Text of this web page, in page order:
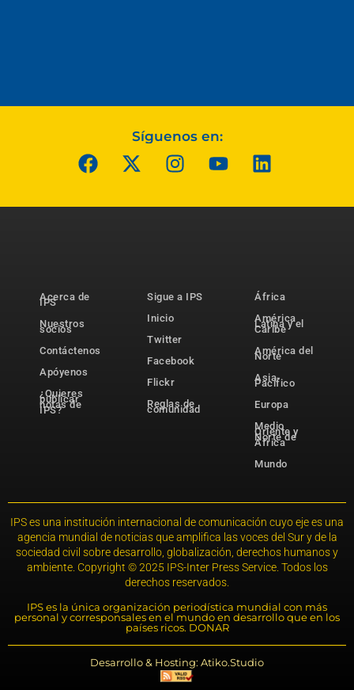
Síguenos en:
Acerca de
IPS
Nuestros
socios
Contáctenos
Apóyenos
¿Quieres
publicar
notas de
IPS?
Sigue a IPS
Inicio
Twitter
Facebook
Flickr
Reglas de
comunidad
África
América
Latina y el
Caribe
América del
Norte
Asia-
Pacífico
Europa
Medio
Oriente y
Norte de
África
Mundo
IPS es una institución internacional de comunicación cuyo eje es una
agencia mundial de noticias que amplifica las voces del Sur y de la
sociedad civil sobre desarrollo, globalización, derechos humanos y
ambiente. Copyright © 2025 IPS-Inter Press Service. Todos los
derechos reservados.
IPS es la única organización periodística mundial con más
personal y corresponsales en el mundo en desarrollo que en los
países ricos. DONAR
Desarrollo & Hosting: Atiko.Studio